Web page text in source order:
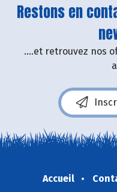
Restons en
....et retrouvez nos
Accueil